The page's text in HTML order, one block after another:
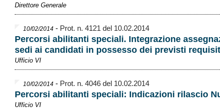
Direttore Generale
10/02/2014 - Prot. n. 4121 del 10.02.2014
Percorsi abilitanti speciali. Integrazione
sedi ai candidati in possesso dei previsti
Ufficio VI
10/02/2014 - Prot. n. 4046 del 10.02.2014
Percorsi abilitanti speciali: Indicazioni rilascio
Ufficio VI